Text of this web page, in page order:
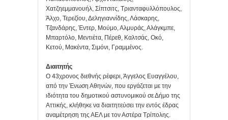
Χατζηεμμανουήλ, Σίπτσιτς, Τριανταφυλλόπουλος,
Άλχο, Τερεζίου, Δεληγιαννίδης, Λάσκαρης,
Τζανδάρης, Έντερ, Μούμο, Αλμυράς, Αλάγκμπε,
Μπαρτόλο, Μεντιέτα, Πέρεθ, Καλτσάς, Οκό,
Κετού, Μακέντα, Σιμόνι, Γραμμένος.
Διαιτητής
Ο 43χρονος διεθνής ρέφερι, Άγγελος Ευαγγέλου,
από την Ένωση Αθηνών, που εργάζεται με την
ιδιότητα του δημοτικού αστυνομικού σε Δήμο της
Αττικής, κλήθηκε να διαιτητεύσει την εντός έδρας
αναμέτρηση της ΑΕΛ με τον Αστέρα Τρίπολης.